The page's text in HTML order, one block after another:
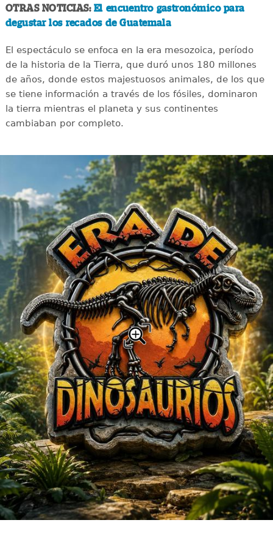
OTRAS NOTICIAS: El encuentro gastronómico para
degustar los recados de Guatemala
El espectáculo se enfoca en la era mesozoica, período
de la historia de la Tierra, que duró unos 180 millones
de años, donde estos majestuosos animales, de los que
se tiene información a través de los fósiles, dominaron
la tierra mientras el planeta y sus continentes
cambiaban por completo.